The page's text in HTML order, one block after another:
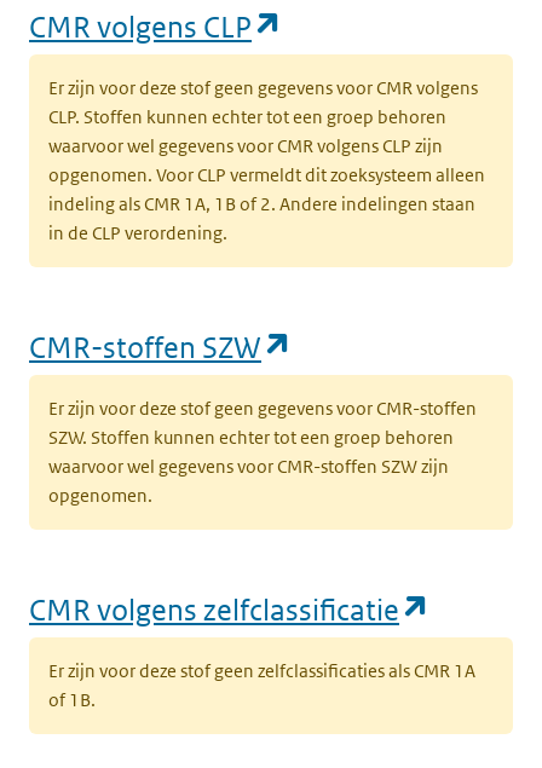
CMR volgens CLP
Er zijn voor deze stof geen gegevens voor CMR volgens
CLP. Stoffen kunnen echter tot een groep behoren
waarvoor wel gegevens voor CMR volgens CLP zijn
opgenomen. Voor CLP vermeldt dit zoeksysteem alleen
indeling als CMR 1A, 1B of 2. Andere indelingen staan
in de CLP verordening.
CMR-stoffen SZW
Er zijn voor deze stof geen gegevens voor CMR-stoffen
SZW. Stoffen kunnen echter tot een groep behoren
waarvoor wel gegevens voor CMR-stoffen SZW zijn
opgenomen.
CMR volgens zelfclassificatie
Er zijn voor deze stof geen zelfclassificaties als CMR 1A
of 1B.